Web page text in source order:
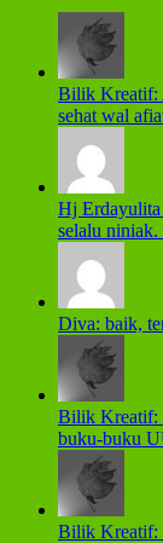
Bilik Kreatif:
sehat wal
Hj
selalu niniak.
Diva: baik,
Bilik Kreatif:
buku-buku
Bilik Kreatif: